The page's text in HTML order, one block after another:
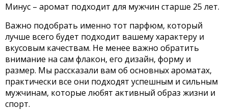
Минус – аромат подходит для мужчин старше 25 лет.
Важно подобрать именно тот парфюм, который
лучше всего будет подходит вашему характеру и
вкусовым качествам. Не менее важно обратить
внимание на сам флакон, его дизайн, форму и
размер. Мы рассказали вам об основных ароматах,
практически все они подходят успешным и сильным
мужчинам, которые любят активный образ жизни и
спорт.